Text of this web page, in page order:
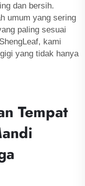
dan bersih.
umum yang sering
paling sesuai
kami
yang tidak hanya
Tempat